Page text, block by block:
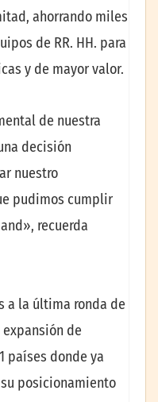
ahorrando miles
de RR. HH. para
y de mayor valor.
de nuestra
decisión
nuestro
pudimos cumplir
recuerda
a la última ronda de
de
países donde ya
posicionamiento